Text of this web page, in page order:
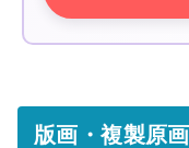
版画・複製原